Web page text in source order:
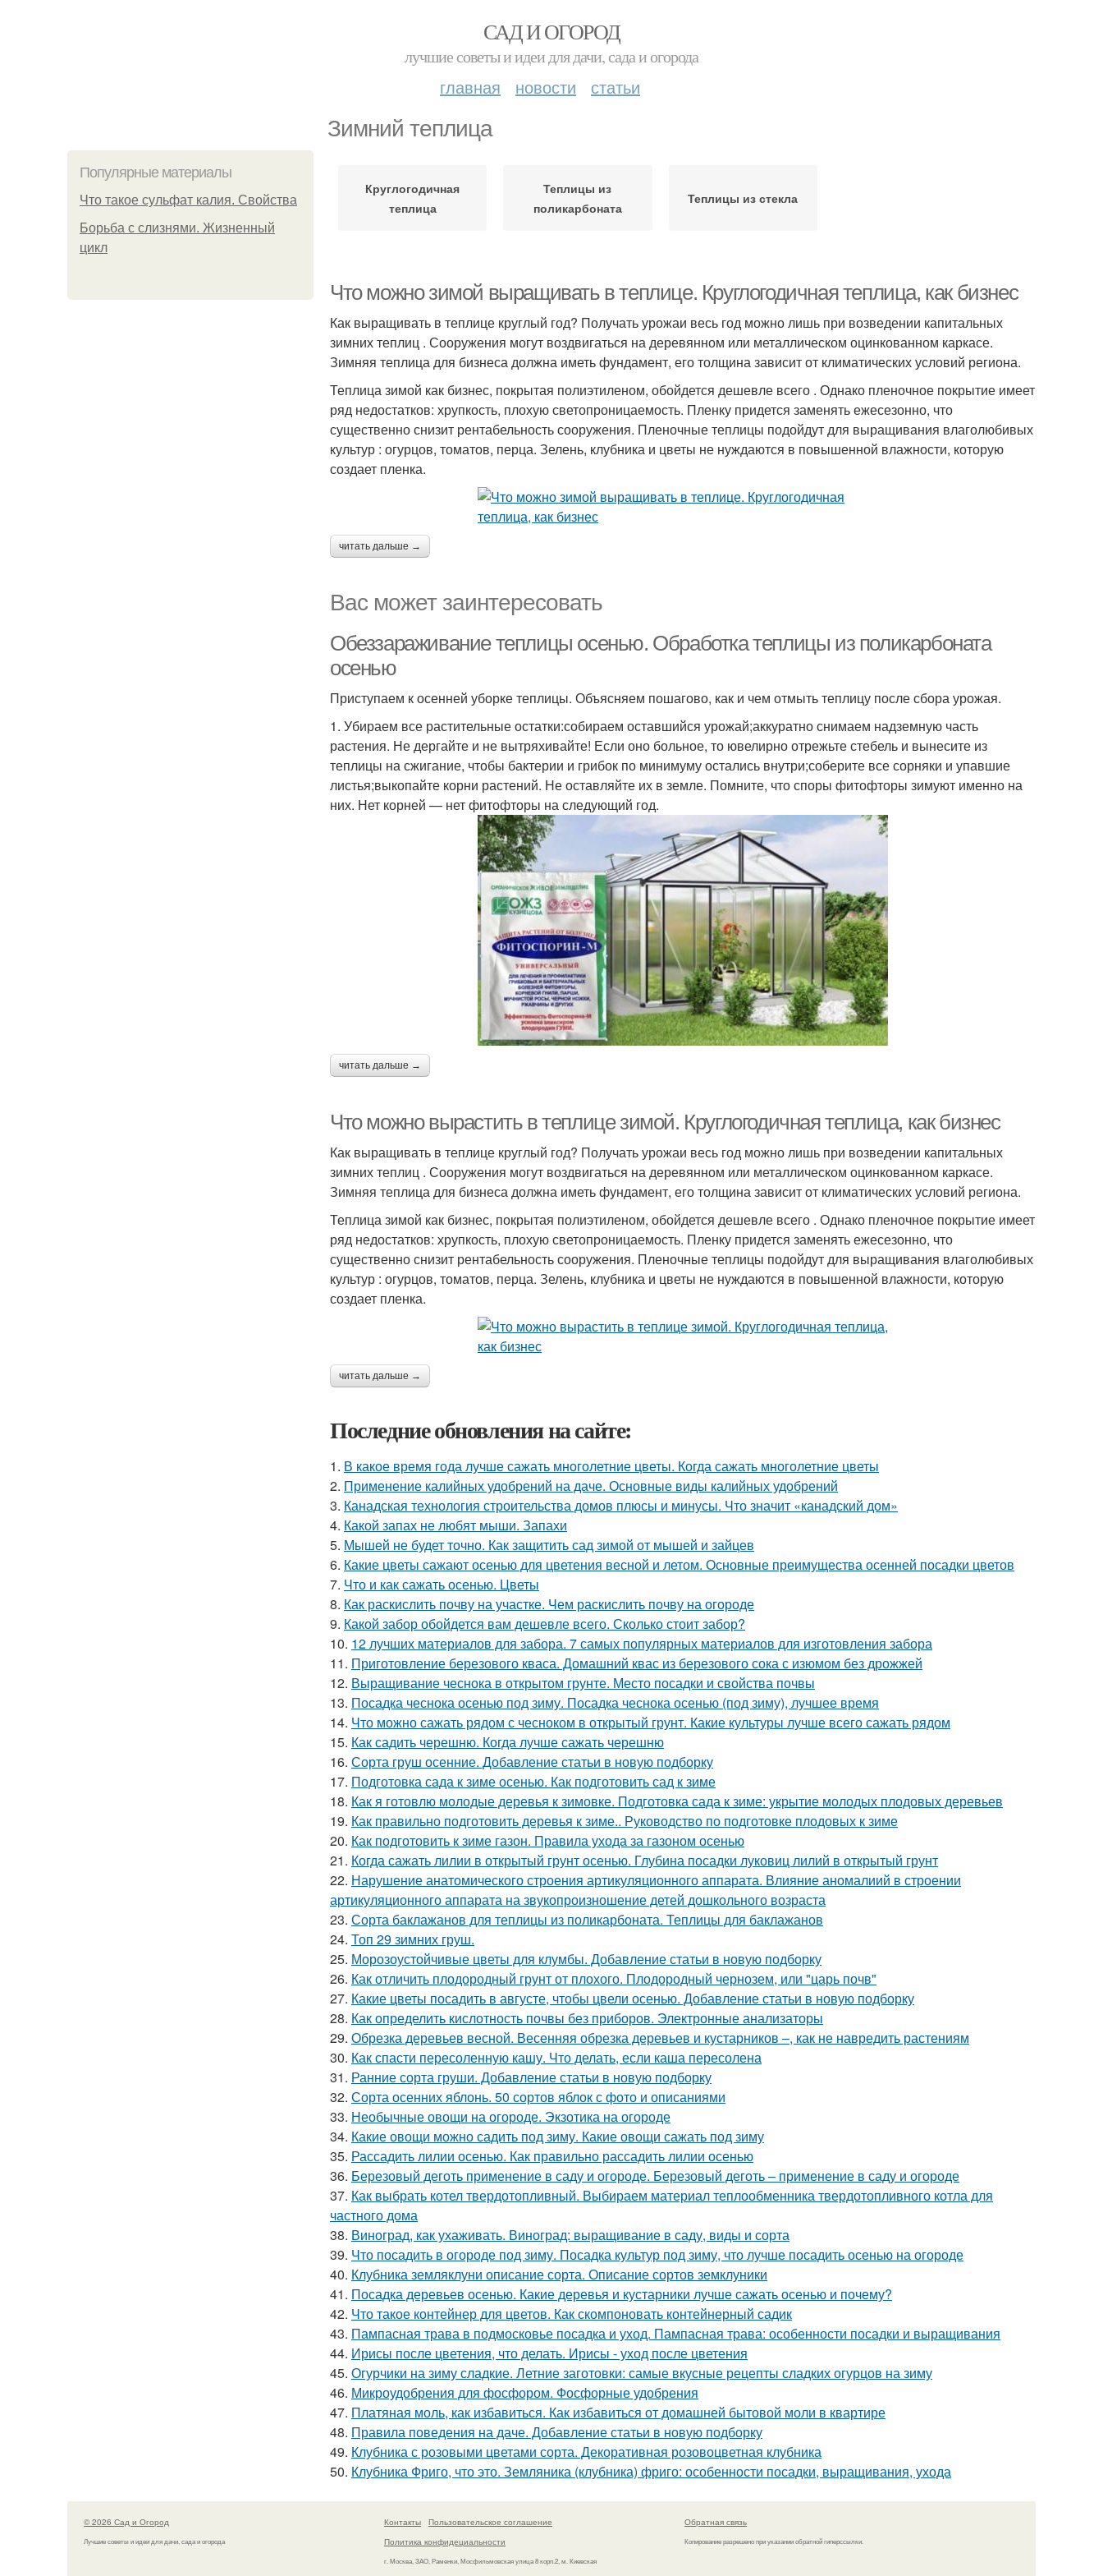
САД И ОГОРОД
лучшие советы и идеи для дачи, сада и огорода
главная новости статьи
Зимний теплица
Популярные материалы
Что такое сульфат калия. Свойства
Борьба с слизнями. Жизненный
цикл
Круглогодичная
теплица
Теплицы из
поликарбоната
Теплицы из стекла
Что можно зимой выращивать в теплице. Круглогодичная теплица, как бизнес
Как выращивать в теплице круглый год? Получать урожаи весь год можно лишь при возведении капитальных
зимних теплиц . Сооружения могут воздвигаться на деревянном или металлическом оцинкованном каркасе.
Зимняя теплица для бизнеса должна иметь фундамент, его толщина зависит от климатических условий региона.
Теплица зимой как бизнес, покрытая полиэтиленом, обойдется дешевле всего . Однако пленочное покрытие имеет
ряд недостатков: хрупкость, плохую светопроницаемость. Пленку придется заменять ежесезонно, что
существенно снизит рентабельность сооружения. Пленочные теплицы подойдут для выращивания влаголюбивых
культур : огурцов, томатов, перца. Зелень, клубника и цветы не нуждаются в повышенной влажности, которую
создает пленка.
читать дальше →
Вас может заинтересовать
Обеззараживание теплицы осенью. Обработка теплицы из поликарбоната
осенью
Приступаем к осенней уборке теплицы. Объясняем пошагово, как и чем отмыть теплицу после сбора урожая.
1. Убираем все растительные остатки:собираем оставшийся урожай;аккуратно снимаем надземную часть
растения. Не дергайте и не вытряхивайте! Если оно больное, то ювелирно отрежьте стебель и вынесите из
теплицы на сжигание, чтобы бактерии и грибок по минимуму остались внутри;соберите все сорняки и упавшие
листья;выкопайте корни растений. Не оставляйте их в земле. Помните, что споры фитофторы зимуют именно на
них. Нет корней — нет фитофторы на следующий год.
читать дальше →
Что можно вырастить в теплице зимой. Круглогодичная теплица, как бизнес
Как выращивать в теплице круглый год? Получать урожаи весь год можно лишь при возведении капитальных
зимних теплиц . Сооружения могут воздвигаться на деревянном или металлическом оцинкованном каркасе.
Зимняя теплица для бизнеса должна иметь фундамент, его толщина зависит от климатических условий региона.
Теплица зимой как бизнес, покрытая полиэтиленом, обойдется дешевле всего . Однако пленочное покрытие имеет
ряд недостатков: хрупкость, плохую светопроницаемость. Пленку придется заменять ежесезонно, что
существенно снизит рентабельность сооружения. Пленочные теплицы подойдут для выращивания влаголюбивых
культур : огурцов, томатов, перца. Зелень, клубника и цветы не нуждаются в повышенной влажности, которую
создает пленка.
читать дальше →
Последние обновления на сайте:
1. В какое время года лучше сажать многолетние цветы. Когда сажать многолетние цветы
2. Применение калийных удобрений на даче. Основные виды калийных удобрений
3. Канадская технология строительства домов плюсы и минусы. Что значит «канадский дом»
4. Какой запах не любят мыши. Запахи
5. Мышей не будет точно. Как защитить сад зимой от мышей и зайцев
6. Какие цветы сажают осенью для цветения весной и летом. Основные преимущества осенней посадки цветов
7. Что и как сажать осенью. Цветы
8. Как раскислить почву на участке. Чем раскислить почву на огороде
9. Какой забор обойдется вам дешевле всего. Сколько стоит забор?
10. 12 лучших материалов для забора. 7 самых популярных материалов для изготовления забора
11. Приготовление березового кваса. Домашний квас из березового сока с изюмом без дрожжей
12. Выращивание чеснока в открытом грунте. Место посадки и свойства почвы
13. Посадка чеснока осенью под зиму. Посадка чеснока осенью (под зиму), лучшее время
14. Что можно сажать рядом с чесноком в открытый грунт. Какие культуры лучше всего сажать рядом
15. Как садить черешню. Когда лучше сажать черешню
16. Сорта груш осенние. Добавление статьи в новую подборку
17. Подготовка сада к зиме осенью. Как подготовить сад к зиме
18. Как я готовлю молодые деревья к зимовке. Подготовка сада к зиме: укрытие молодых плодовых деревьев
19. Как правильно подготовить деревья к зиме.. Руководство по подготовке плодовых к зиме
20. Как подготовить к зиме газон. Правила ухода за газоном осенью
21. Когда сажать лилии в открытый грунт осенью. Глубина посадки луковиц лилий в открытый грунт
22. Нарушение анатомического строения артикуляционного аппарата. Влияние аномалиий в строении
артикуляционного аппарата на звукопроизношение детей дошкольного возраста
23. Сорта баклажанов для теплицы из поликарбоната. Теплицы для баклажанов
24. Топ 29 зимних груш.
25. Морозоустойчивые цветы для клумбы. Добавление статьи в новую подборку
26. Как отличить плодородный грунт от плохого. Плодородный чернозем, или "царь почв"
27. Какие цветы посадить в августе, чтобы цвели осенью. Добавление статьи в новую подборку
28. Как определить кислотность почвы без приборов. Электронные анализаторы
29. Обрезка деревьев весной. Весенняя обрезка деревьев и кустарников –, как не навредить растениям
30. Как спасти пересоленную кашу. Что делать, если каша пересолена
31. Ранние сорта груши. Добавление статьи в новую подборку
32. Сорта осенних яблонь. 50 сортов яблок с фото и описаниями
33. Необычные овощи на огороде. Экзотика на огороде
34. Какие овощи можно садить под зиму. Какие овощи сажать под зиму
35. Рассадить лилии осенью. Как правильно рассадить лилии осенью
36. Березовый деготь применение в саду и огороде. Березовый деготь – применение в саду и огороде
37. Как выбрать котел твердотопливный. Выбираем материал теплообменника твердотопливного котла для
частного дома
38. Виноград, как ухаживать. Виноград: выращивание в саду, виды и сорта
39. Что посадить в огороде под зиму. Посадка культур под зиму, что лучше посадить осенью на огороде
40. Клубника земляклуни описание сорта. Описание сортов земклуники
41. Посадка деревьев осенью. Какие деревья и кустарники лучше сажать осенью и почему?
42. Что такое контейнер для цветов. Как скомпоновать контейнерный садик
43. Пампасная трава в подмосковье посадка и уход. Пампасная трава: особенности посадки и выращивания
44. Ирисы после цветения, что делать. Ирисы - уход после цветения
45. Огурчики на зиму сладкие. Летние заготовки: самые вкусные рецепты сладких огурцов на зиму
46. Микроудобрения для фосфором. Фосфорные удобрения
47. Платяная моль, как избавиться. Как избавиться от домашней бытовой моли в квартире
48. Правила поведения на даче. Добавление статьи в новую подборку
49. Клубника с розовыми цветами сорта. Декоративная розовоцветная клубника
50. Клубника Фриго, что это. Земляника (клубника) фриго: особенности посадки, выращивания, ухода
© 2026 Сад и Огород
Лучшие советы и идеи для дачи, сада и огорода
Контакты
Пользовательское соглашение
Политика конфидециальности
г. Москва, ЗАО, Раменки, Мосфильмовская улица 8 корп.2, м. Киевская
Обратная связь
Копирование разрешено при указании обратной гиперссылки.